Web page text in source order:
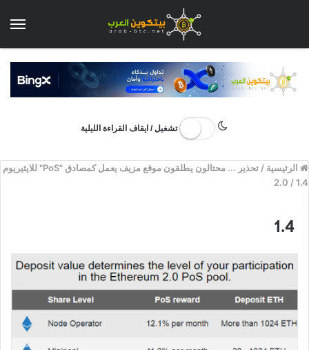
تشغيل / ايقاف القراءة الليلية
الرئيسية /
تحذير ... محتالون يطلقون موقع مزيف يعمل كمصادق "PoS" للايثيريوم
2.0 /1.4
1.4